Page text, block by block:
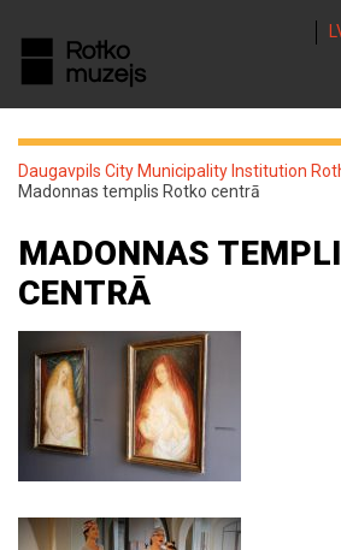
Daugavpils City Municipality Institution
Madonnas templis Rotko centrā
MADONNAS
CENTRĀ